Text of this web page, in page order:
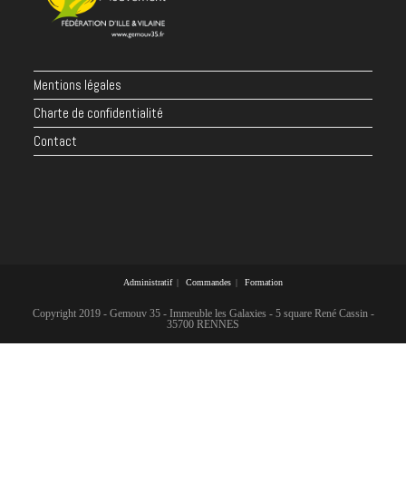
Mentions légales
Charte de confidentialité
Contact
Administratif Commandes Formation
Copyright 2019 - Gemouv 35 - Immeuble les Galaxies - 5 square René Cassin -
35700 RENNES